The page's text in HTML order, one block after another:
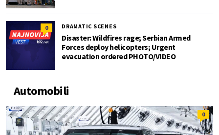
0 DRAMATIC SCENES
Disaster: Wildfires rage; Serbian Armed
Forces deploy helicopters; Urgent
evacuation ordered PHOTO/VIDEO
Automobili
0